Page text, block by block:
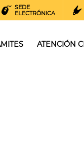
SEDE
ELECTRÓNICA
ATENCIÓN